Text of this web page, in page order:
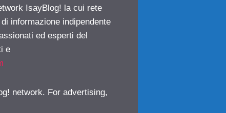
IsayBlog! la cui rete
informazione indipendente
ed esperti del
e
network. For advertising,